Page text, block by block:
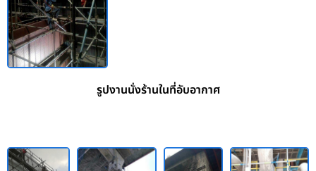
รูปงานนั่งร้านในที่อับอากาศ